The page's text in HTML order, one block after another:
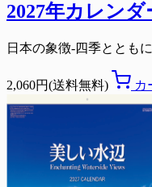
2027年カレンダ
日本の象徴-四季ととも
2,060円(送料無料) カ